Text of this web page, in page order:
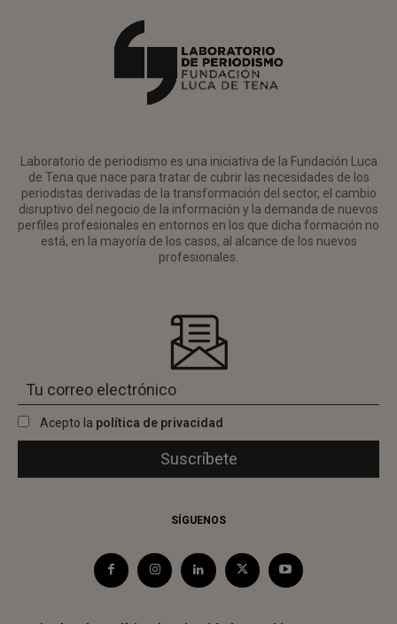
Laboratorio de periodismo es una iniciativa de la Fundación Luca
de Tena que nace para tratar de cubrir las necesidades de los
periodistas derivadas de la transformación del sector, el cambio
disruptivo del negocio de la información y la demanda de nuevos
perfiles profesionales en entornos en los que dicha formación no
está, en la mayoría de los casos, al alcance de los nuevos
profesionales.
Acepto la política de privacidad
SÍGUENOS